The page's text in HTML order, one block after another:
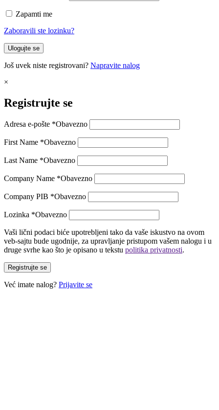
Zapamti me
Zaboravili ste lozinku?
Ulogujte se
Još uvek niste registrovani? Napravite nalog
×
Registrujte se
Adresa e-pošte *Obavezno
First Name *Obavezno
Last Name *Obavezno
Company Name *Obavezno
Company PIB *Obavezno
Lozinka *Obavezno
Vaši lični podaci biće upotrebljeni tako da vaše iskustvo na ovom
veb-sajtu bude ugodnije, za upravljanje pristupom vašem nalogu i u
druge svrhe kao što je opisano u tekstu politika privatnosti.
Registrujte se
Već imate nalog? Prijavite se